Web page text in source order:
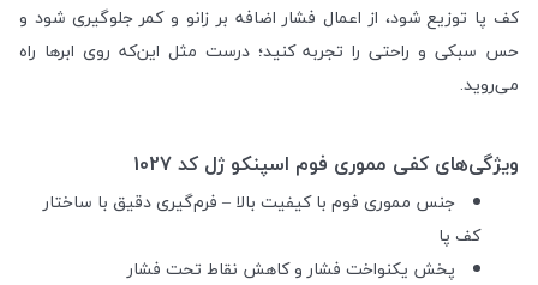
کف پا توزیع شود، از اعمال فشار اضافه بر زانو و کمر جلوگیری شود و
حس سبکی و راحتی را تجربه کنید؛ درست مثل این‌که روی ابرها راه
می‌روید.
ویژگی‌های کفی مموری فوم اسپنکو ژل کد 1027
جنس مموری فوم با کیفیت بالا – فرم‌گیری دقیق با ساختار
کف پا
پخش یکنواخت فشار و کاهش نقاط تحت فشار